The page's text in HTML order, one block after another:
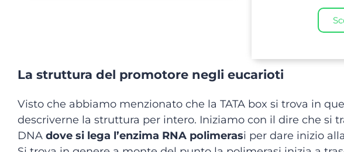
La struttura del promotore negli eucarioti
Visto che abbiamo menzionato che la TATA box si trova in
descriverne la struttura per intero. Iniziamo con il dire che si
DNA dove si lega l’enzima RNA polimerasi per dare inizio alla